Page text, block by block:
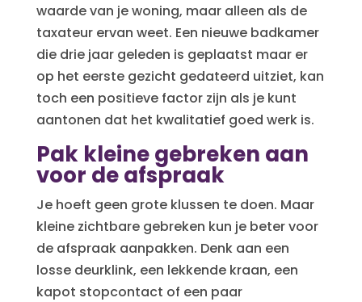
waarde van je woning, maar alleen als de
taxateur ervan weet. Een nieuwe badkamer
die drie jaar geleden is geplaatst maar er
op het eerste gezicht gedateerd uitziet, kan
toch een positieve factor zijn als je kunt
aantonen dat het kwalitatief goed werk is.
Pak kleine gebreken aan
voor de afspraak
Je hoeft geen grote klussen te doen. Maar
kleine zichtbare gebreken kun je beter voor
de afspraak aanpakken. Denk aan een
losse deurklink, een lekkende kraan, een
kapot stopcontact of een paar